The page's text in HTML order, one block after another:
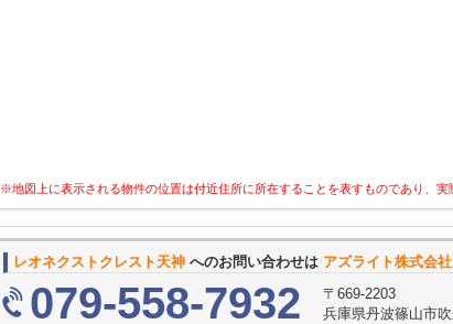
※地図上に表示される物件の位置は付近住所に所在することを表すものであり、実
レオネクストクレスト天神 へのお問い合わせは アズライト株式会
079-558-7932
〒669-2203
兵庫県丹波篠山市